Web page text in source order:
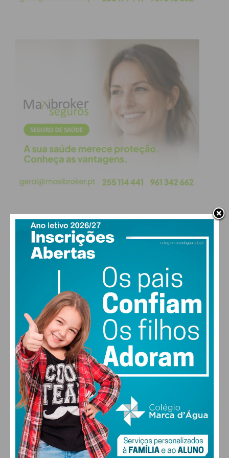
Rui Pedro – Apurado pelo público
Francisca Oliveira
Matilde Jacob
Apurados para a próxima fase (2)
Aliança Velha – Apurados pelo
público
Edmundo Inácio – Apurado pelo
Atuam esta noite (3)
Francisca Rocha
Marisa Liz (5)
Apurados para a próxima fase (2)
João Neves – Apurado pelo público
Miguel Dias – Apurado pela
mentora
Atuam esta noite (3)
Inês Marques Lucas
Inês Martins
João Leote
Subscreva a newsletter do
Imediato
Assine nossa newsletter por e-mail e
obtenha de forma regular a informação
atualizada.
PAÇOS DE FERREIRA
26°
59% humidade
vento: 1m/s O
MAX 26 • MIN 26
30°
SEX
28
SÁB
28°
DOM
29 °
FARMACIAS DE SERVIÇO EM PAÇOS DE